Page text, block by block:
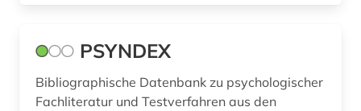
PSYNDEX
Bibliographische Datenbank zu psychologischer
Fachliteratur und Testverfahren aus den